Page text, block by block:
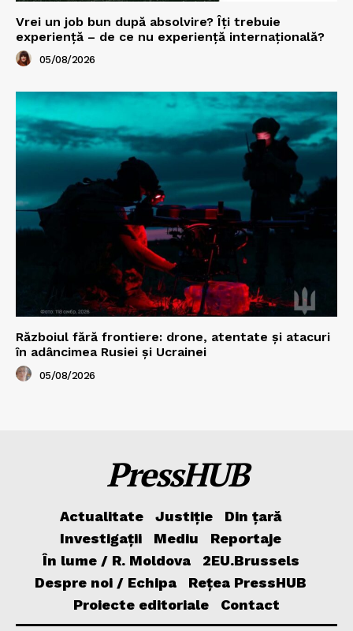
Vrei un job bun după absolvire? Îți trebuie
experiență – de ce nu experiență internațională?
05/08/2026
Războiul fără frontiere: drone, atentate și atacuri
în adâncimea Rusiei și Ucrainei
05/08/2026
PressHUB
Actualitate Justiție
Din țară
Investigații
Mediu
Reportaje
În lume / R. Moldova
2EU.Brussels
Despre noi / Echipa
Rețea PressHUB
Proiecte editoriale
Contact